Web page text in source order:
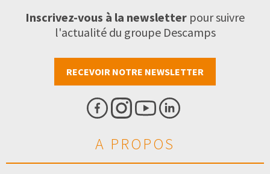
Inscrivez-vous à la newsletter pour suivre
l'actualité du groupe Descamps
RECEVOIR NOTRE NEWSLETTER
A PROPOS